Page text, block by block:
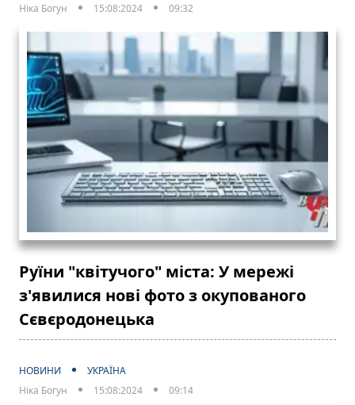
Ніка Богун
15:08:2024 09:32
Руїни "квітучого" міста: У мережі
з'явилися нові фото з окупованого
Сєвєродонецька
НОВИНИ
УКРАЇНА
Ніка Богун
15:08:2024 09:14